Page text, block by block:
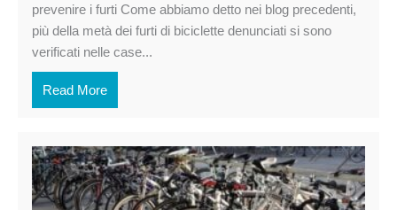
prevenire i furti Come abbiamo detto nei blog precedenti,
più della metà dei furti di biciclette denunciati si sono
verificati nelle case...
Read More